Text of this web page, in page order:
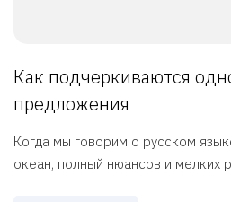
Как подчеркиваются
предложения
Когда мы говорим о русском
океан, полный нюансов и мелких